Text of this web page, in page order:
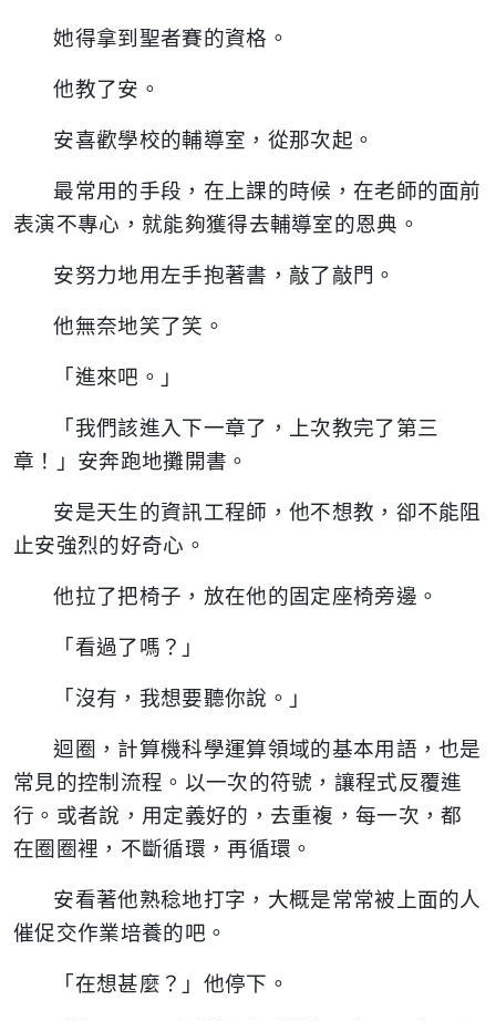
她得拿到聖者賽的資格。
他教了安。
安喜歡學校的輔導室，從那次起。
最常用的手段，在上課的時候，在老師的面前
表演不專心，就能夠獲得去輔導室的恩典。
安努力地用左手抱著書，敲了敲門。
他無奈地笑了笑。
「進來吧。」
「我們該進入下一章了，上次教完了第三
章！」安奔跑地攤開書。
安是天生的資訊工程師，他不想教，卻不能阻
止安強烈的好奇心。
他拉了把椅子，放在他的固定座椅旁邊。
「看過了嗎？」
「沒有，我想要聽你說。」
迴圈，計算機科學運算領域的基本用語，也是
常見的控制流程。以一次的符號，讓程式反覆進
行。或者說，用定義好的，去重複，每一次，都
在圈圈裡，不斷循環，再循環。
安看著他熟稔地打字，大概是常常被上面的人
催促交作業培養的吧。
「在想甚麼？」他停下。